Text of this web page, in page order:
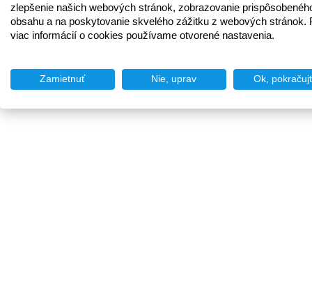
zlepšenie našich webových stránok, zobrazovanie
obsahu a na poskytovanie skvelého zážitku z webových stránok.
viac informácií o cookies používame otvorené nastavenia.
Zamietnuť Nie, uprav Ok,